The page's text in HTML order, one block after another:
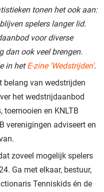
tonen het ook aan:
spelers langer lid.
voor diverse
dan ook veel brengen.
in hetE-zine 'Wedstrijden'.
belang van wedstrijden
het wedstrijdaanbod
toernooien en KNLTB
verenigingen adviseert en
zoveel mogelijk spelers
Ga met elkaar, bestuur,
Tenniskids én de